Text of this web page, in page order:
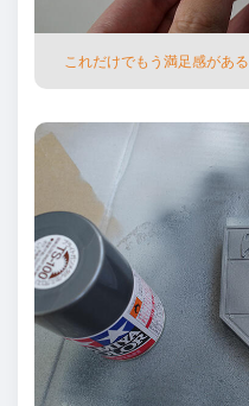
これだけでもう満⾜感がある